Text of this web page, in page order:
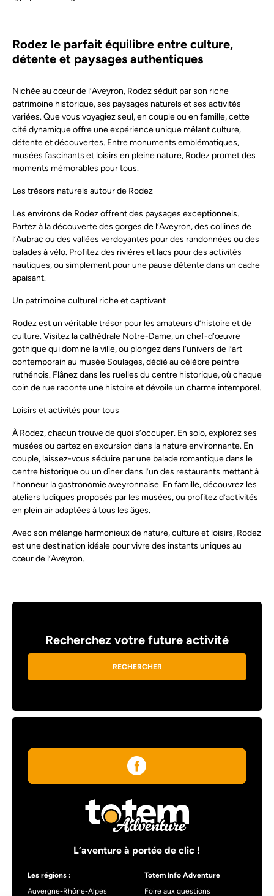
Rodez le parfait équilibre entre culture,
détente et paysages authentiques
Nichée au cœur de l’Aveyron, Rodez séduit par son riche
patrimoine historique, ses paysages naturels et ses activités
variées. Que vous voyagiez seul, en couple ou en famille, cette
cité dynamique offre une expérience unique mêlant culture,
détente et découvertes. Entre monuments emblématiques,
musées fascinants et loisirs en pleine nature, Rodez promet des
moments mémorables pour tous.
Les trésors naturels autour de Rodez
Les environs de Rodez offrent des paysages exceptionnels.
Partez à la découverte des gorges de l’Aveyron, des collines de
l’Aubrac ou des vallées verdoyantes pour des randonnées ou des
balades à vélo. Profitez des rivières et lacs pour des activités
nautiques, ou simplement pour une pause détente dans un cadre
apaisant.
Un patrimoine culturel riche et captivant
Rodez est un véritable trésor pour les amateurs d’histoire et de
culture. Visitez la cathédrale Notre-Dame, un chef-d’œuvre
gothique qui domine la ville, ou plongez dans l’univers de l’art
contemporain au musée Soulages, dédié au célèbre peintre
ruthénois. Flânez dans les ruelles du centre historique, où chaque
coin de rue raconte une histoire et dévoile un charme intemporel.
Loisirs et activités pour tous
À Rodez, chacun trouve de quoi s’occuper. En solo, explorez ses
musées ou partez en excursion dans la nature environnante. En
couple, laissez-vous séduire par une balade romantique dans le
centre historique ou un dîner dans l’un des restaurants mettant à
l’honneur la gastronomie aveyronnaise. En famille, découvrez les
ateliers ludiques proposés par les musées, ou profitez d’activités
en plein air adaptées à tous les âges.
Avec son mélange harmonieux de nature, culture et loisirs, Rodez
est une destination idéale pour vivre des instants uniques au
cœur de l’Aveyron.
Recherchez votre future activité
RECHERCHER
L’aventure à portée de clic !
Les régions :
Auvergne-Rhône-Alpes
Totem Info Adventure
Foire aux questions